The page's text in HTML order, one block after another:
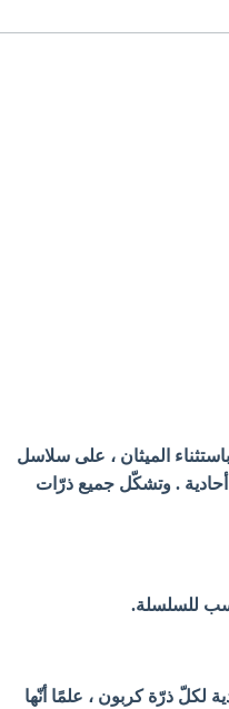
- تحتوى الألكانات مستقيمة السلسلة Straight-Chain Alkanes باستثناء الميثان ، على سلاسل
. وتشكّل جميع ذرّات
للسلسلة.
لكلّ ذرّة كربون ، علمًا أنّها